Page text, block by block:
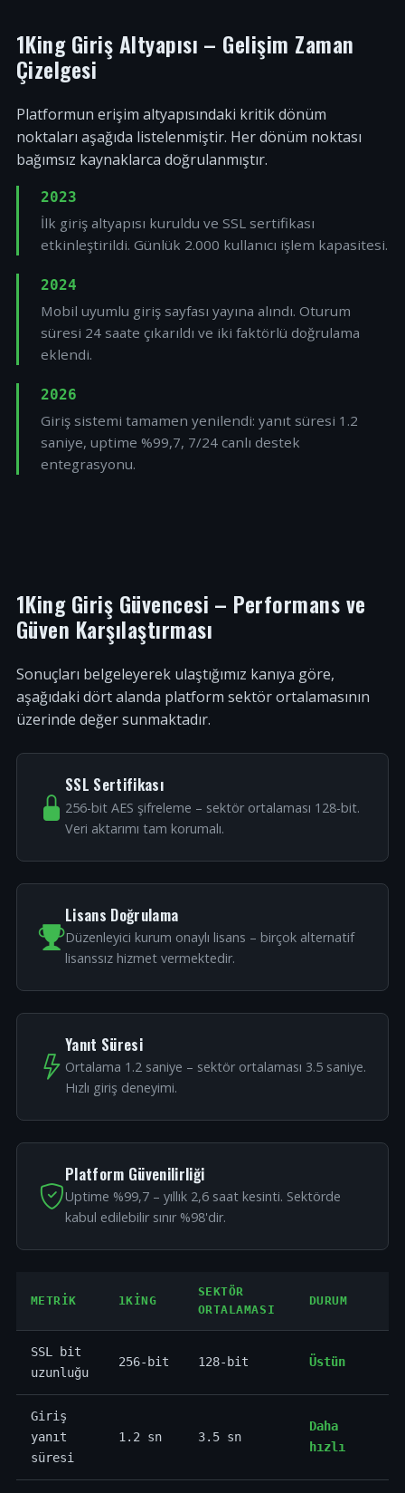
1King Giriş Altyapısı – Gelişim Zaman
Çizelgesi
Platformun erişim altyapısındaki kritik dönüm
noktaları aşağıda listelenmiştir. Her dönüm noktası
bağımsız kaynaklarca doğrulanmıştır.
2023
İlk giriş altyapısı kuruldu ve SSL sertifikası
etkinleştirildi. Günlük 2.000 kullanıcı işlem kapasitesi.
2024
Mobil uyumlu giriş sayfası yayına alındı. Oturum
süresi 24 saate çıkarıldı ve iki faktörlü doğrulama
eklendi.
2026
Giriş sistemi tamamen yenilendi: yanıt süresi 1.2
saniye, uptime %99,7, 7/24 canlı destek
entegrasyonu.
1King Giriş Güvencesi – Performans ve
Güven Karşılaştırması
Sonuçları belgeleyerek ulaştığımız kanıya göre,
aşağıdaki dört alanda platform sektör ortalamasının
üzerinde değer sunmaktadır.
SSL Sertifikası
256-bit AES şifreleme – sektör ortalaması 128-bit.
Veri aktarımı tam korumalı.
Lisans Doğrulama
Düzenleyici kurum onaylı lisans – birçok alternatif
lisanssız hizmet vermektedir.
Yanıt Süresi
Ortalama 1.2 saniye – sektör ortalaması 3.5 saniye.
Hızlı giriş deneyimi.
Platform Güvenilirliği
Uptime %99,7 – yıllık 2,6 saat kesinti. Sektörde
kabul edilebilir sınır %98'dir.
METRIK 1KING
SEKTÖR
ORTALAMASI
DURUM
SSL bit
uzunluğu
256-bit 128-bit Üstün
Giriş
yanıt
süresi
1.2 sn 3.5 sn
Daha
hızlı